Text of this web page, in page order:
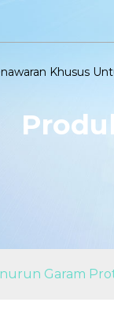
Khusus
Garam